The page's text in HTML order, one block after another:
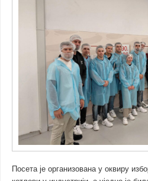
Посета је организована у оквиру